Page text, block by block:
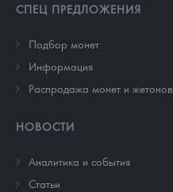
СПЕЦ ПРЕДЛОЖЕНИЯ
Подбор монет
Информация
Распродажа монет и жетонов
НОВОСТИ
Аналитика и события
Cтатьи